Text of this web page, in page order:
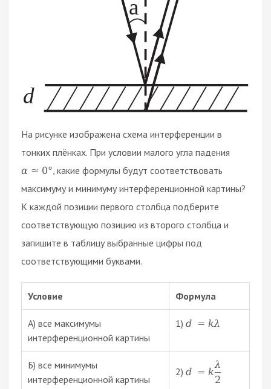
На рисунке изображена схема интерференции в
тонких плёнках. При условии малого угла падения
α ≈ 0°, какие формулы будут соответствовать
максимуму и минимуму интерференционной картины?
К каждой позиции первого столбца подберите
соответствующую позицию из второго столбца и
запишите в таблицу выбранные цифры под
соответствующими буквами.
Условие Формула
А) все максимумы
интерференционной картины
1) d = kλ
Б) все минимумы
интерференционной картины
2) d = k
λ
2